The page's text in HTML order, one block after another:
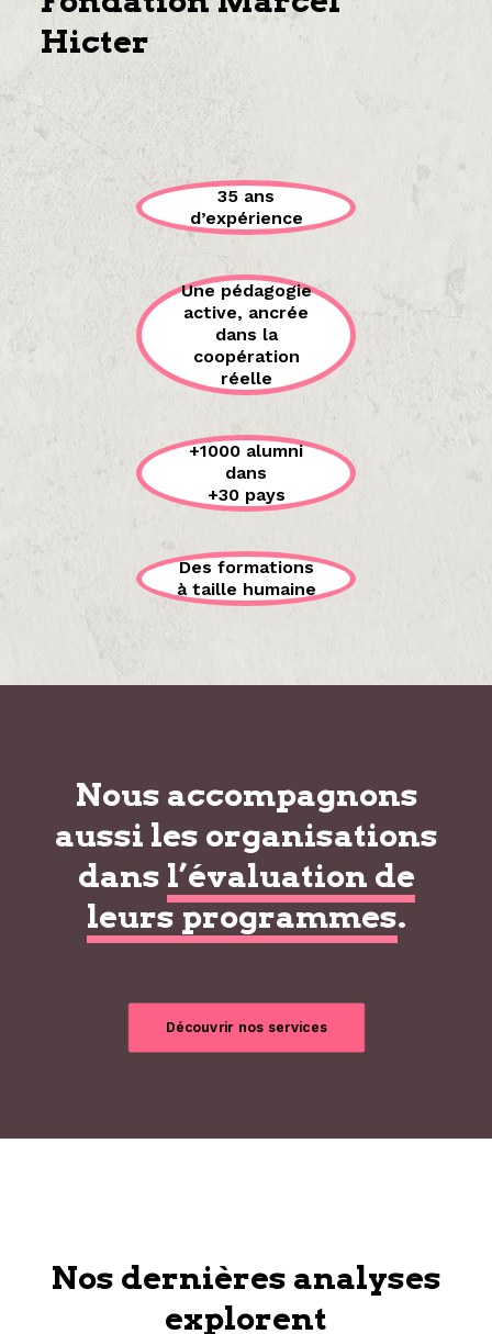
Hicter
35 ans
d’expérience
Une pédagogie
active, ancrée
dans la
coopération
réelle
+1000 alumni
dans
+30 pays
Des formations
à taille humaine
Nous accompagnons
aussi les organisations
dans l’évaluation de
leurs programmes.
Découvrir nos services
Nos dernières analyses
explorent